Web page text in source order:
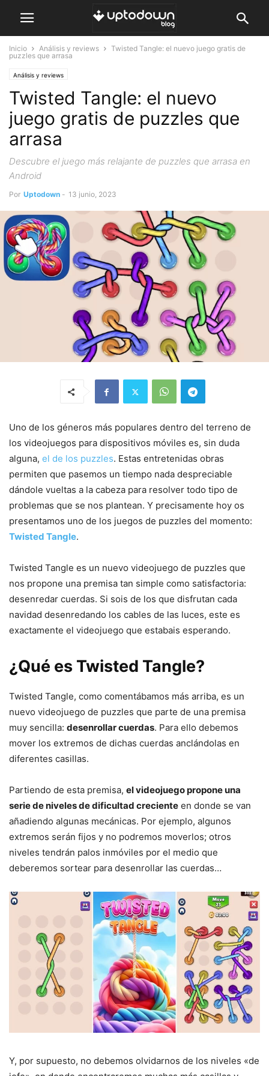
Inicio Análisis y reviews
Twisted Tangle: el nuevo juego gratis de
puzzles que arrasa
Análisis y reviews
Twisted Tangle: el nuevo
juego gratis de puzzles que
arrasa
Descubre el juego más relajante de puzzles que arrasa en
Android
Por Uptodown - 13 junio, 2023
Uno de los géneros más populares dentro del terreno de
los videojuegos para dispositivos móviles es, sin duda
alguna, el de los puzzles. Estas entretenidas obras
permiten que pasemos un tiempo nada despreciable
dándole vueltas a la cabeza para resolver todo tipo de
problemas que se nos plantean. Y precisamente hoy os
presentamos uno de los juegos de puzzles del momento:
Twisted Tangle.
Twisted Tangle es un nuevo videojuego de puzzles que
nos propone una premisa tan simple como satisfactoria:
desenredar cuerdas. Si sois de los que disfrutan cada
navidad desenredando los cables de las luces, este es
exactamente el videojuego que estabais esperando.
¿Qué es Twisted Tangle?
Twisted Tangle, como comentábamos más arriba, es un
nuevo videojuego de puzzles que parte de una premisa
muy sencilla: desenrollar cuerdas. Para ello debemos
mover los extremos de dichas cuerdas anclándolas en
diferentes casillas.
Partiendo de esta premisa, el videojuego propone una
serie de niveles de dificultad creciente en donde se van
añadiendo algunas mecánicas. Por ejemplo, algunos
extremos serán fijos y no podremos moverlos; otros
niveles tendrán palos inmóviles por el medio que
deberemos sortear para desenrollar las cuerdas…
Y, por supuesto, no debemos olvidarnos de los niveles «de